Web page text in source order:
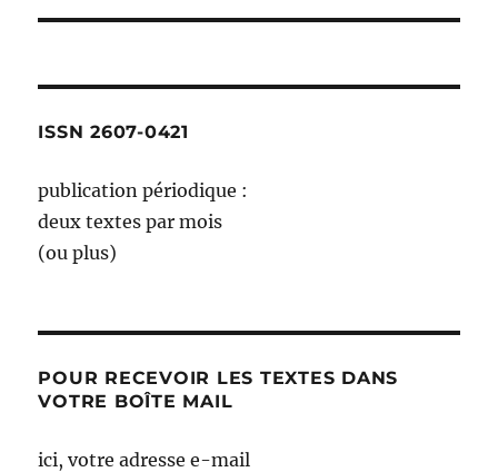
ISSN 2607-0421
publication périodique :
deux textes par mois
(ou plus)
POUR RECEVOIR LES TEXTES DANS
VOTRE BOÎTE MAIL
ici, votre adresse e-mail